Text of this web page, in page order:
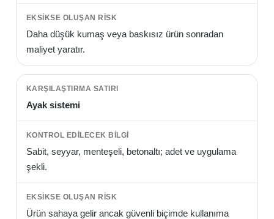
Daha düşük kumaş veya baskısız ürün sonradan
maliyet yaratır.
Ayak sistemi
Sabit, seyyar, menteşeli, betonaltı; adet ve uygulama
şekli.
Ürün sahaya gelir ancak güvenli biçimde kullanıma